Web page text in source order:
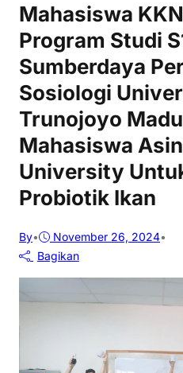
Mahasiswa
Program Studi
Sumberdaya
Sosiologi
Trunojoyo
Mahasiswa
University
Probiotik Ikan
By• November 26, 2024•
Bagikan